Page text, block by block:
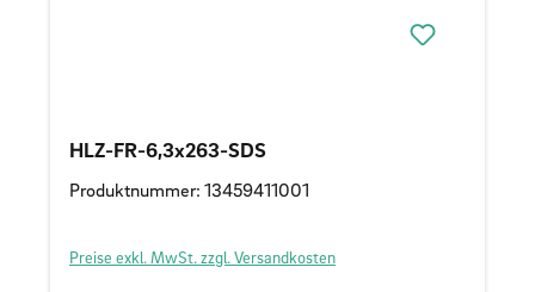
HLZ-FR-6,3x263-SDS
Produktnummer: 13459411001
Preise exkl. MwSt. zzgl. Versandkosten